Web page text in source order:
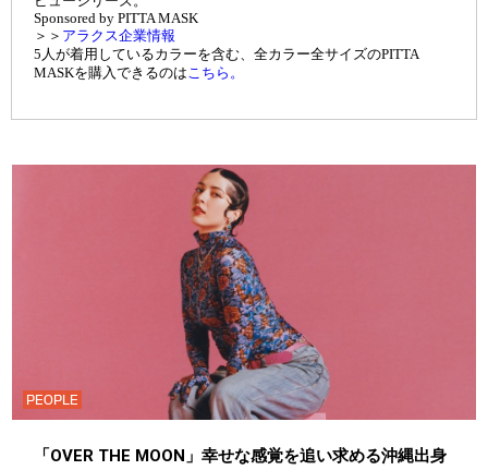
Sponsored by PITTA MASK
＞＞ アラクス企業情報
5人が着用しているカラーを含む、全カラー全サイズのPITTA
MASKを購入できるのはこちら。
PEOPLE
「OVER THE MOON」幸せな感覚を追い求める沖縄出身